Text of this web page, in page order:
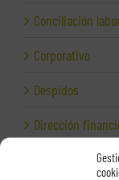
Conciliación
Corporativo
Despidos
Dirección
Empresas e